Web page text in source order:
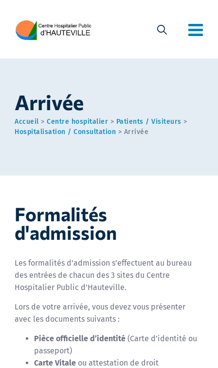
Arrivée
Accueil > Centre hospitalier > Patients / Visiteurs >
Hospitalisation / Consultation > Arrivée
Formalités
d'admission
Les formalités d’admission s’effectuent au bureau
des entrées de chacun des 3 sites du Centre
Hospitalier Public d’Hauteville.
Lors de votre arrivée, vous devez vous présenter
avec les documents suivants :
Pièce officielle d’identité (Carte d’identité ou
passeport)
Carte Vitale ou attestation de droit